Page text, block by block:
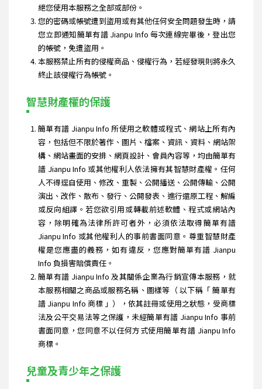
絕您使用本服務之全部或部份。
您的密碼或帳號遭到盜用或有其他任何安全問題發生時，請
您立即通知簡單有譜 Jianpu Info 每次連線完畢後，登出您
的帳號，免遭盜用。
本服務禁止所有的侵權商品、侵權行為，若經發現則將永久
終止該侵權行為帳號。
智慧財產權的保護
簡單有譜 Jianpu Info 所使用之軟體或程式、網站上所有內
容，包括但不限於著作、圖片、檔案、資訊、資料、網站架
構、網站畫面的安排、網頁設計、會員內容等，均由簡單有
譜 Jianpu Info 或其他權利人依法擁有其智慧財產權。任何
人不得逕自使用、修改、重製、公開播送、公開傳輸、公開
演出、改作、散布、發行、公開發表、進行還原工程、解編
或反向組譯。若您欲引用或轉載前述軟體、程式或網站內
容，除明確為法律所許可者外，必須依法取得簡單有譜
Jianpu Info 或其他權利人的事前書面同意。尊重智慧財產
權是您應盡的義務，如有違反，您應對簡單有譜 Jianpu
Info 負損害賠償責任。
簡單有譜 Jianpu Info 及其關係企業為行銷宣傳本服務，就
本服務相關之商品或服務名稱、圖樣等（ 以下稱「 簡單有
譜 Jianpu Info 商標 」），依其註冊或使用之狀態，受商標
法及公平交易法等之保護，未經簡單有譜 Jianpu Info 事前
書面同意，您同意不以任何方式使用簡單有譜 Jianpu Info
商標。
兒童及青少年之保護